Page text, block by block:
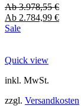
Ab3.978,55€
Ab 2.784,99 €
Sale
Quick view
inkl. MwSt.
zzgl. Versandkosten